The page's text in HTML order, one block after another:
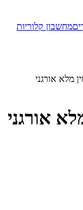
מחשבון קלוריות
מלא אורגני
אורגני